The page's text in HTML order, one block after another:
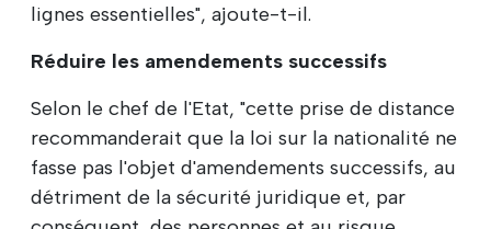
lignes essentielles", ajoute-t-il.
Réduire les amendements successifs
Selon le chef de l'Etat, "cette prise de distance
recommanderait que la loi sur la nationalité ne
fasse pas l'objet d'amendements successifs, au
détriment de la sécurité juridique et, par